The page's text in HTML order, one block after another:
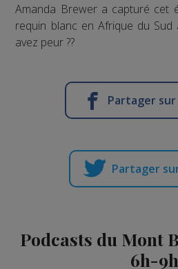
Amanda Brewer a capturé cet
requin blanc en Afrique du Sud
avez peur ??
Partager sur
Partager
Podcasts du Mont
6h-9h